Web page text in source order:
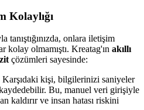
Kolaylığı
tanıştığınızda, onlara iletişim
olmamıştı. Kreatag'ın akıllı
çözümleri sayesinde:
Karşıdaki kişi, bilgilerinizi saniyeler
Bu, manuel veri girişiyle
kaldırır ve insan hatası riskini